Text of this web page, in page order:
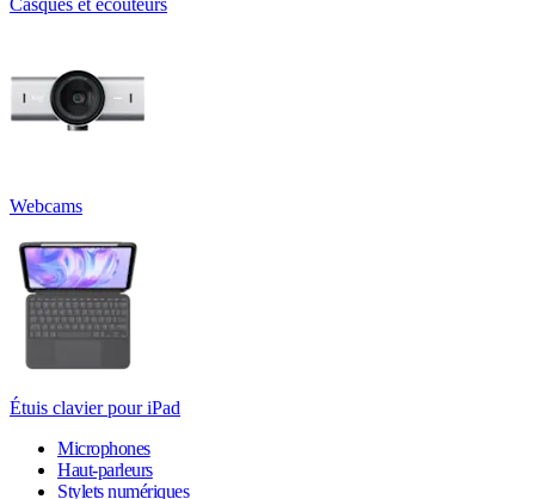
Webcams
Étuis clavier pour iPad
Microphones
Haut-parleurs
Stylets numériques